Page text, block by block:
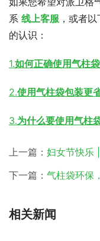
系 线上客服 ，或者
的认识：
1.如何正确使用气柱
2.使用气柱袋包装更
3.为什么要使用气柱
上一篇： 妇女节快乐
下一篇： 气柱袋环保，到底是
相关新闻